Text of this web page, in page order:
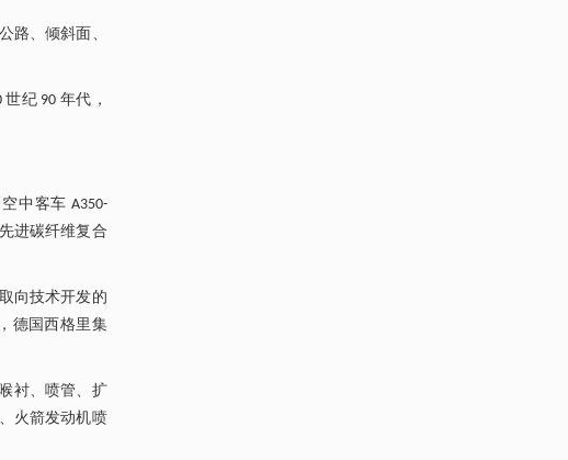
路、倾斜面、
纪 90 年代，
中客车 A350-
进碳纤维复合
向技术开发的
德国西格里集
衬、喷管、扩
火箭发动机喷